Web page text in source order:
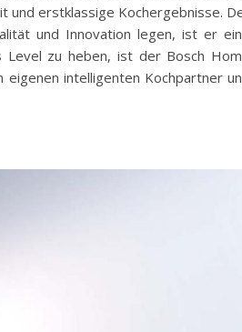
und erstklassige Kochergebnisse.
und Innovation legen, ist er
Level zu heben, ist der Bosch
eigenen intelligenten Kochpartner